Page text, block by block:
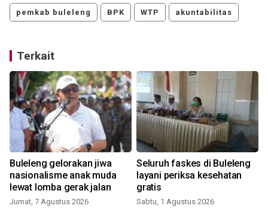
pemkab buleleng BPK WTP akuntabilitas
Terkait
Buleleng gelorakan jiwa
nasionalisme anak muda
lewat lomba gerak jalan
Jumat, 7 Agustus 2026
Seluruh faskes di Buleleng
layani periksa kesehatan
gratis
Sabtu, 1 Agustus 2026